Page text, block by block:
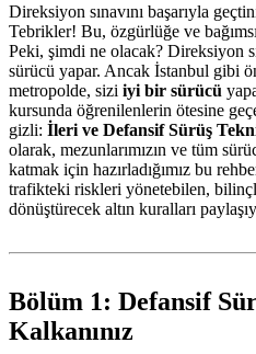
Direksiyon sınavını başarıyla
Tebrikler! Bu, özgürlüğe ve
Peki, şimdi ne olacak? Direksiyon
sürücü yapar. Ancak İstanbul gibi
metropolde, sizi iyi bir sürücü
kursunda öğrenilenlerin ötesine
gizli: İleri ve Defansif Sürüş
olarak, mezunlarımızın ve tüm
katmak için hazırladığımız bu
trafikteki riskleri yönetebilen,
dönüştürecek altın kuralları
Bölüm 1: Defansif
Kalkanınız